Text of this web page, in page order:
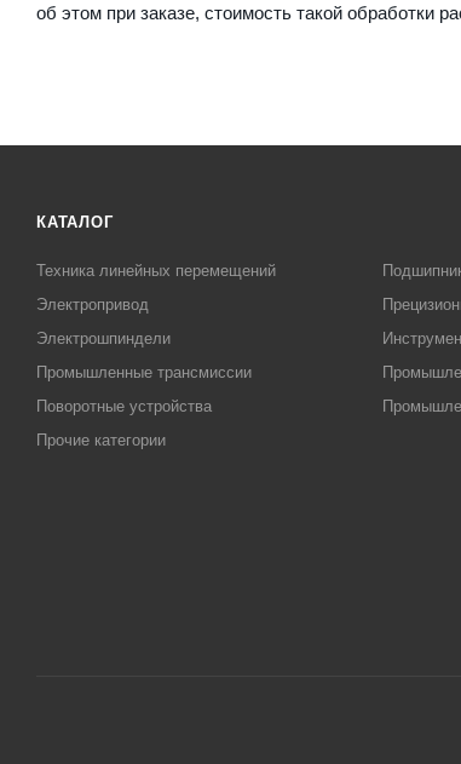
об этом при заказе, стоимость такой обработки
КАТАЛОГ
Техника линейных перемещений
Электропривод
Электрошпиндели
Промышленные трансмиссии
Поворотные устройства
Прочие категории